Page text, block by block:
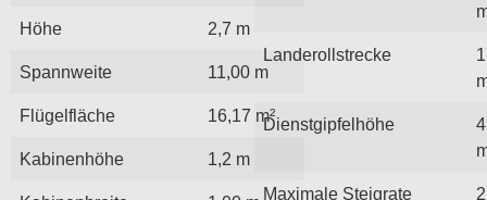
Höhe 2,7 m
Spannweite 11,00 m
Flügelfläche 16,17 m²
Kabinenhöhe 1,2 m
Landerollstrecke
Dienstgipfelhöhe
Maximale Steigrate